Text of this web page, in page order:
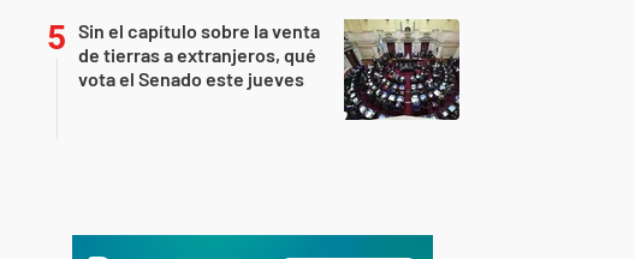
Sin el capítulo sobre la venta
de tierras a extranjeros, qué
vota el Senado este jueves